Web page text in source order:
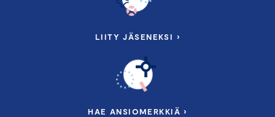
LIITY JÄSENEKSI ›
HAE ANSIOMERKKIÄ ›